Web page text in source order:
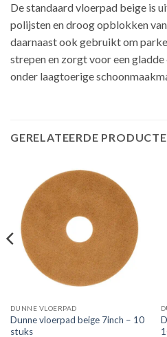
De standaard vloerpad beige is
polijsten en droog opblokken
daarnaast ook gebruikt om
strepen en zorgt voor een
onder laagtoerige
GERELATEERDE
DUNNE VLOERPAD
Dunne vloerpad beige 7inch – 10
stuks